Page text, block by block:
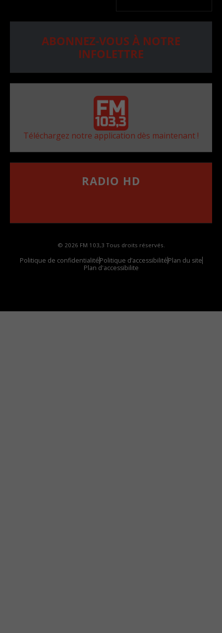
ABONNEZ-VOUS À NOTRE
INFOLETTRE
Téléchargez notre application dès maintenant !
RADIO HD
© 2026 FM 103,3 Tous droits réservés.
Politique de confidentialitéPolitique d’accessibilitéPlan du site
Plan d'accessibilite